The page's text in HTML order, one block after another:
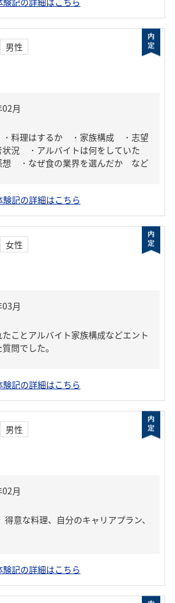
男性
・料理はするか ・家族構成 ・志望
況 ・アルバイトは何をしていた
・なぜ食の業界を選んだか など
験記の詳細はこちら
女性
ことアルバイト家族構成などエント
問でした。
験記の詳細はこちら
男性
意な料理、自分のキャリアプラン、
験記の詳細はこちら